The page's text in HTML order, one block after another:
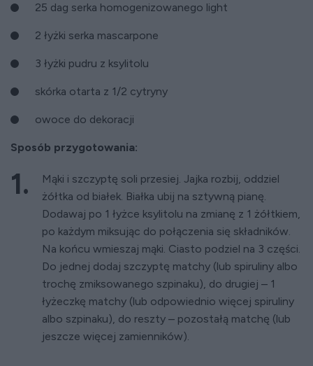
25 dag serka homogenizowanego light
2 łyżki serka mascarpone
3 łyżki pudru z ksylitolu
skórka otarta z 1/2 cytryny
owoce do dekoracji
Sposób przygotowania:
Mąki i szczyptę soli przesiej. Jajka rozbij, oddziel
żółtka od białek. Białka ubij na sztywną pianę.
Dodawaj po 1 łyżce ksylitolu na zmianę z 1 żółtkiem,
po każdym miksując do połączenia się składników.
Na końcu wmieszaj mąki. Ciasto podziel na 3 części.
Do jednej dodaj szczyptę matchy (lub spiruliny albo
trochę zmiksowanego szpinaku), do drugiej – 1
łyżeczkę matchy (lub odpowiednio więcej spiruliny
albo szpinaku), do reszty – pozostałą matchę (lub
jeszcze więcej zamienników).